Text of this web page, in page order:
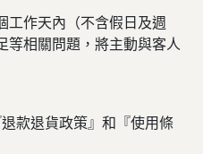
工作天內（不含假日及週
等相關問題，將主動與客人
款退貨政策』和『使用條